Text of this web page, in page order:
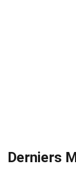
Derniers